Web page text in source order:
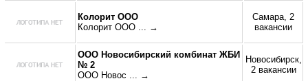
Колорит ООО
Колорит ООО
... →
Самара, 2
вакансии
ООО Новосибирский комбинат ЖБИ
№ 2
ООО Новос
... →
Новосибирск,
2 вакансии